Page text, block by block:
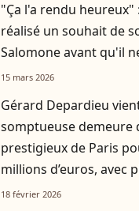
"Ça l'a rendu heureux"
réalisé un souhait de
Salomone avant qu'il
15 mars 2026
Gérard Depardieu
somptueuse demeure
prestigieux de Paris
millions d’euros, avec
et cuisine
18 février 2026